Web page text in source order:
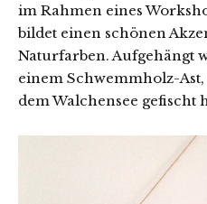
im Rahmen eines
bildet einen schönen
Naturfarben. Aufgehängt
einem Schwemmholz-
dem Walchensee gefischt